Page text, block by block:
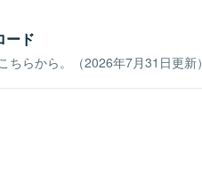
ード
らから。（2026年7月31日更新）